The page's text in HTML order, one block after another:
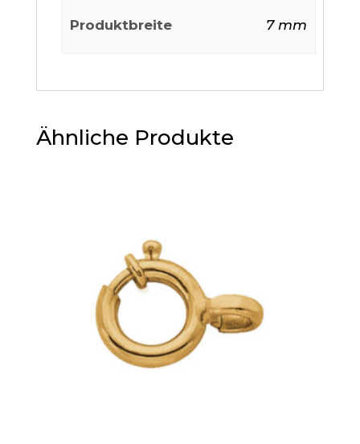
Produktbreite 7 mm
Ähnliche Produkte